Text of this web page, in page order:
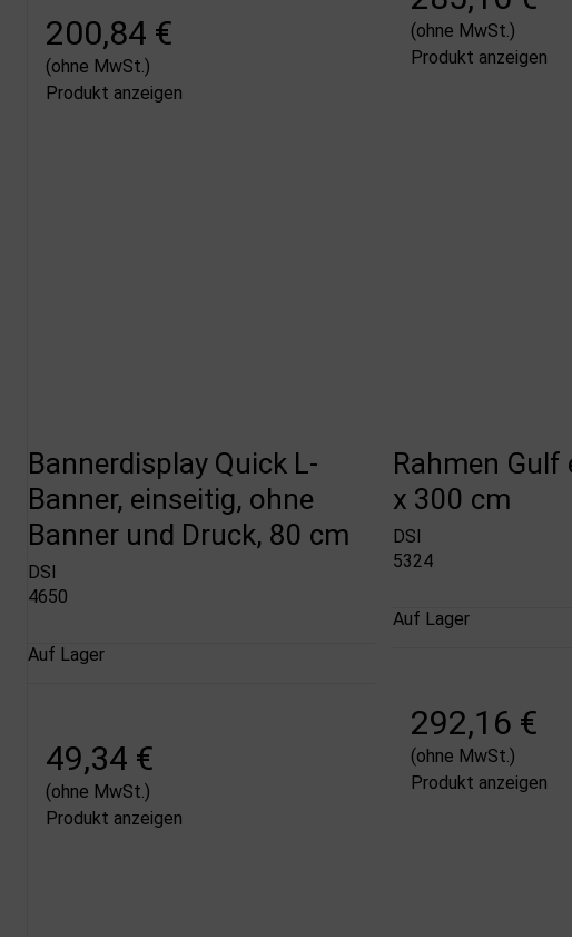
200,84 €
(ohne MwSt.)
Produkt anzeigen
(ohne MwSt.)
Produkt anzeigen
Bannerdisplay Quick L-
Banner, einseitig, ohne
Banner und Druck, 80 cm
DSI
4650
Auf Lager
49,34 €
(ohne MwSt.)
Produkt anzeigen
Rahmen Gulf
x 300 cm
DSI
5324
Auf Lager
292,16 €
(ohne MwSt.)
Produkt anzeigen